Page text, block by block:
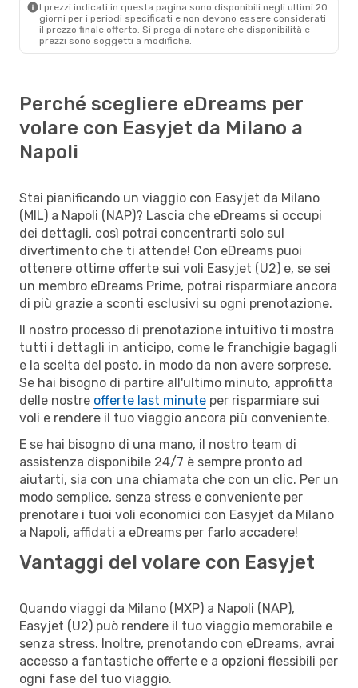
I prezzi indicati in questa pagina sono disponibili negli ultimi 20
giorni per i periodi specificati e non devono essere considerati
il ​​prezzo finale offerto. Si prega di notare che disponibilità e
prezzi sono soggetti a modifiche.
Perché scegliere eDreams per
volare con Easyjet da Milano a
Napoli
Stai pianificando un viaggio con Easyjet da Milano
(MIL) a Napoli (NAP)? Lascia che eDreams si occupi
dei dettagli, così potrai concentrarti solo sul
divertimento che ti attende! Con eDreams puoi
ottenere ottime offerte sui voli Easyjet (U2) e, se sei
un membro eDreams Prime, potrai risparmiare ancora
di più grazie a sconti esclusivi su ogni prenotazione.
Il nostro processo di prenotazione intuitivo ti mostra
tutti i dettagli in anticipo, come le franchigie bagagli
e la scelta del posto, in modo da non avere sorprese.
Se hai bisogno di partire all'ultimo minuto, approfitta
delle nostre offerte last minute per risparmiare sui
voli e rendere il tuo viaggio ancora più conveniente.
E se hai bisogno di una mano, il nostro team di
assistenza disponibile 24/7 è sempre pronto ad
aiutarti, sia con una chiamata che con un clic. Per un
modo semplice, senza stress e conveniente per
prenotare i tuoi voli economici con Easyjet da Milano
a Napoli, affidati a eDreams per farlo accadere!
Vantaggi del volare con Easyjet
Quando viaggi da Milano (MXP) a Napoli (NAP),
Easyjet (U2) può rendere il tuo viaggio memorabile e
senza stress. Inoltre, prenotando con eDreams, avrai
accesso a fantastiche offerte e a opzioni flessibili per
ogni fase del tuo viaggio.